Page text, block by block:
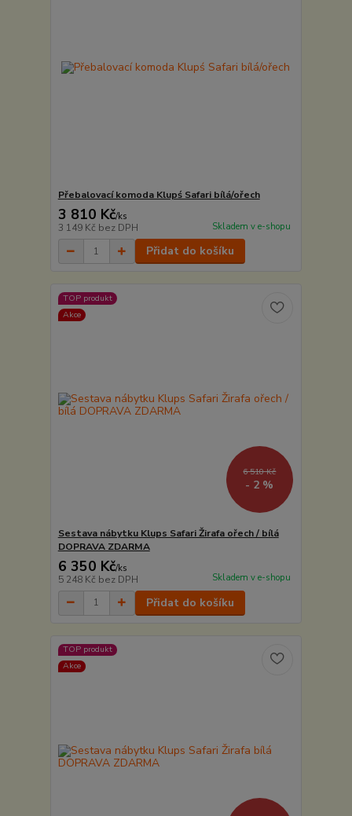
Přebalovací komoda Klupś Safari bílá/ořech
3 810 Kč/ks
3 149 Kč bez DPH Skladem v e-shopu
Přidat do košíku
TOP produkt
Akce
6 510 Kč
- 2 %
Sestava nábytku Klups Safari Žirafa ořech / bílá
DOPRAVA ZDARMA
6 350 Kč/ks
5 248 Kč bez DPH Skladem v e-shopu
Přidat do košíku
TOP produkt
Akce